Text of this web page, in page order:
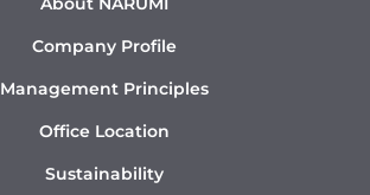
Company Profile
Management Principles
Office Location
Sustainability